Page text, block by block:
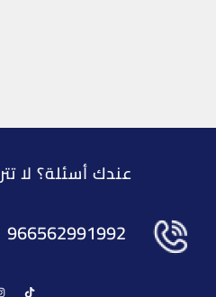
عندك أسئلة؟ لا
966562991992